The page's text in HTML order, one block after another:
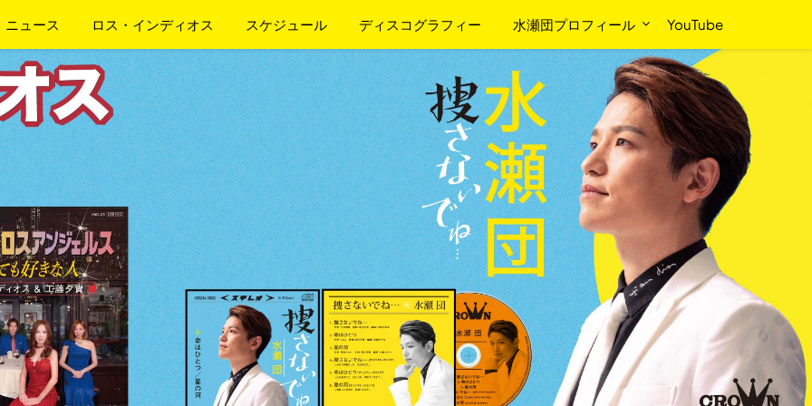
ニュース ロス・インディオス スケジュール ディスコグラフィー 水瀬団プロフィール YouTube